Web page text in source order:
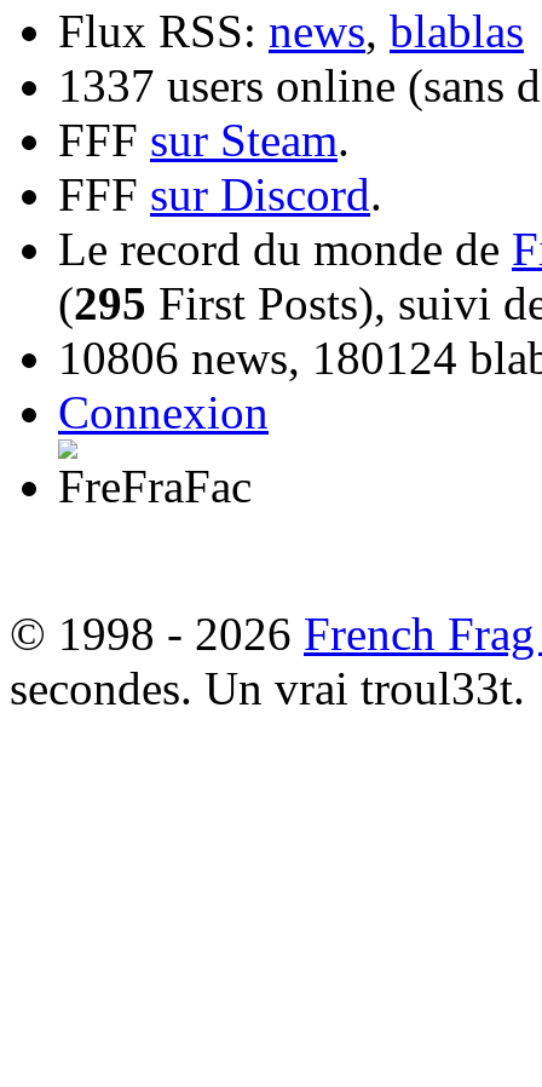
Flux RSS: news, blablas
1337 users online (sans
FFF sur Steam.
FFF sur Discord.
Le record du monde de
(295 First Posts), suivi
10806 news, 180124
Connexion
© 1998 - 2026 French
secondes. Un vrai troul33t.